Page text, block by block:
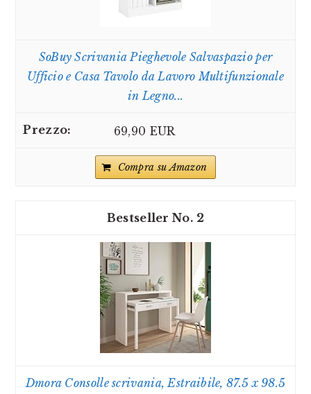
SoBuy Scrivania Pieghevole Salvaspazio per
Ufficio e Casa Tavolo da Lavoro Multifunzionale
in Legno...
69,90 EUR
Compra su Amazon
2
Dmora Consolle scrivania, Estraibile, 87.5 x 98.5